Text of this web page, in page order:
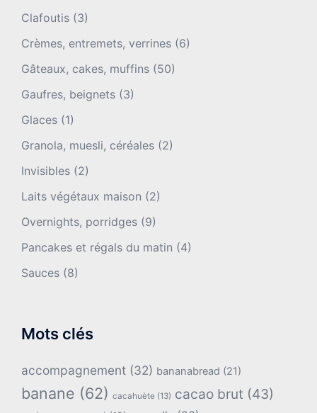
Clafoutis (3)
Crèmes, entremets, verrines (6)
Gâteaux, cakes, muffins (50)
Gaufres, beignets (3)
Glaces (1)
Granola, muesli, céréales (2)
Invisibles (2)
Laits végétaux maison (2)
Overnights, porridges (9)
Pancakes et régals du matin (4)
Sauces (8)
Mots clés
accompagnement (32) bananabread (21)
banane (62) cacahuète (13) cacao brut (43)